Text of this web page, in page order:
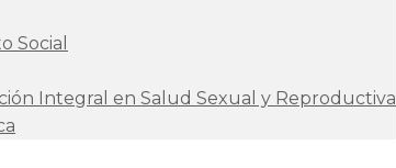
Social
Integral en Salud Sexual y Reproductiva